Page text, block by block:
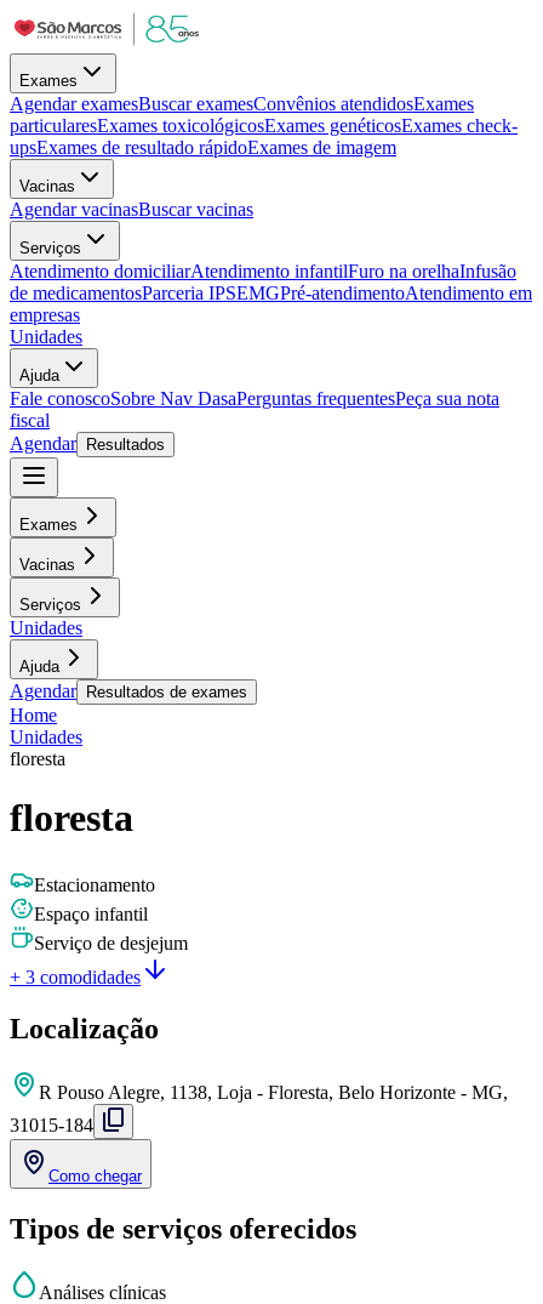
Exames
Agendar examesBuscar examesConvênios atendidosExames
particularesExames toxicológicosExames genéticosExames check-
upsExames de resultado rápidoExames de imagem
Vacinas
Agendar vacinasBuscar vacinas
Serviços
Atendimento domiciliarAtendimento infantilFuro na orelhaInfusão
de medicamentosParceria IPSEMGPré-atendimentoAtendimento em
empresas
Unidades
Ajuda
Fale conoscoSobre Nav DasaPerguntas frequentesPeça sua nota
fiscal
Agendar
Resultados
Exames
Vacinas
Serviços
Unidades
Ajuda
Agendar Resultados de exames
Home
Unidades
floresta
floresta
Estacionamento
Espaço infantil
Serviço de desjejum
+ 3 comodidades
Localização
R Pouso Alegre, 1138, Loja - Floresta, Belo Horizonte - MG,
31015-184
Como chegar
Tipos de serviços oferecidos
Análises clínicas